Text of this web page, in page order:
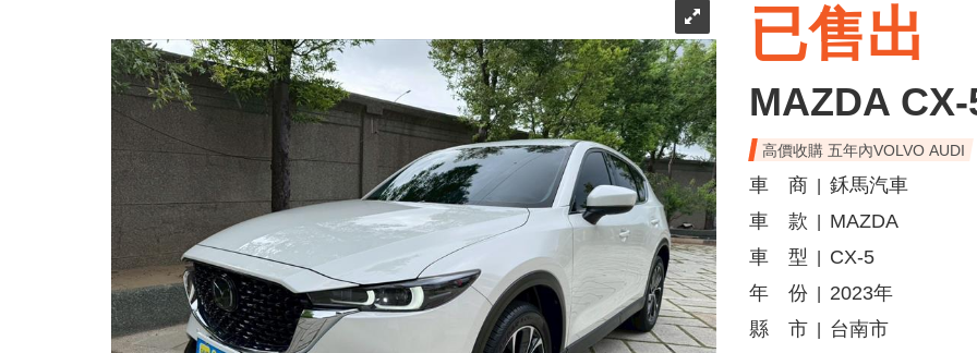
已售出
MAZDA CX-
高價收購 五年內VOLVO AUDI
車 商
鉌馬汽車
車 款
MAZDA
車 型
CX-5
年 份
2023年
縣 市
台南市